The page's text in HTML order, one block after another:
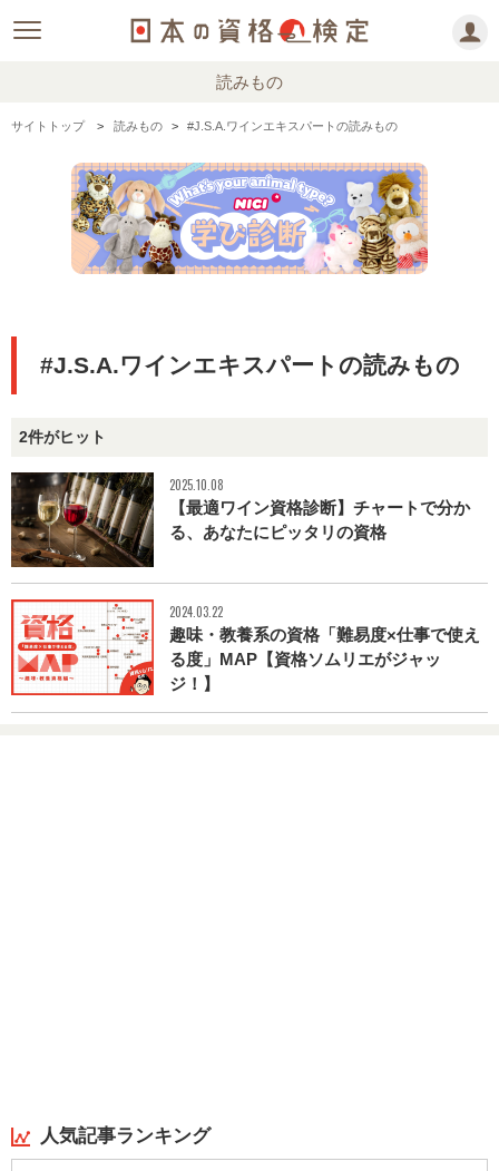
読みもの
サイトトップ 読みもの #J.S.A.ワインエキスパートの読みもの
#J.S.A.ワインエキスパートの読みもの
2件がヒット
2025.10.08
【最適ワイン資格診断】チャートで分か
る、あなたにピッタリの資格
2024.03.22
趣味・教養系の資格「難易度×仕事で使え
る度」MAP【資格ソムリエがジャッ
ジ！】
人気記事ランキング